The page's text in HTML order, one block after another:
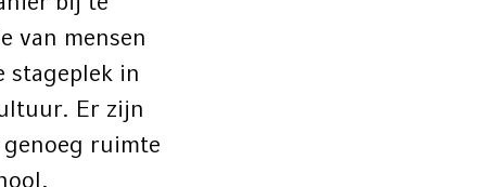
van mensen
stageplek in
Er zijn
ruimte